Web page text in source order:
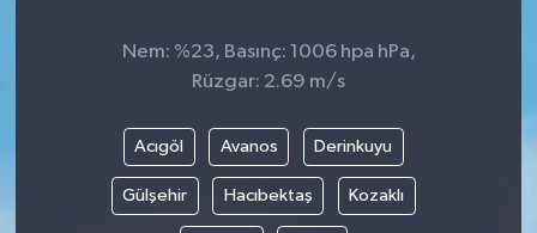
Nem: %23, Basınç: 1006 hpa hPa,
Rüzgar: 2.69 m/s
Acıgöl Avanos Derinkuyu
Gülşehir Hacıbektaş Kozaklı